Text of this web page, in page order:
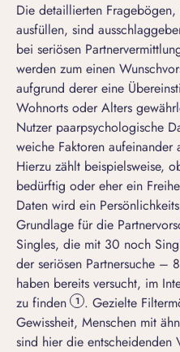
Die detaillierten
ausfüllen, sind
bei seriösen
werden zum einen
aufgrund derer eine
Wohnorts oder Alters
Nutzer paarpsychologische
weiche Faktoren aufeinander
Hierzu zählt beispielsweise,
bedürftig oder eher ein
Daten wird ein
Grundlage für die
Singles, die mit 30 noch
der seriösen Partnersuche –
haben bereits versucht, im
zu finden
1 . Gezielte
Gewissheit, Menschen mit
sind hier die entscheidenden